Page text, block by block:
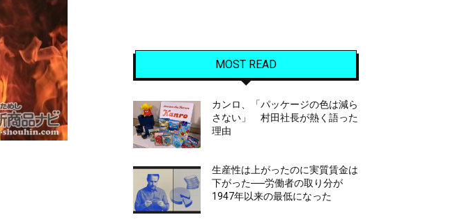
MOST READ
カンロ、「パッケージの色は減ら
さない」 村田社長が熱く語った
理由
生産性は上がったのに実質賃金は
下がった──労働者の取り分が
1947年以来の最低になった